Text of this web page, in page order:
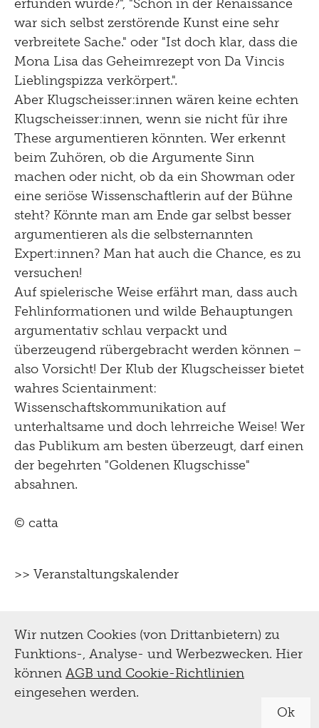
erfunden wurde?", "Schon in der Renaissance
war sich selbst zerstörende Kunst eine sehr
verbreitete Sache." oder "Ist doch klar, dass die
Mona Lisa das Geheimrezept von Da Vincis
Lieblingspizza verkörpert.".
Aber Klugscheisser:innen wären keine echten
Klugscheisser:innen, wenn sie nicht für ihre
These argumentieren könnten. Wer erkennt
beim Zuhören, ob die Argumente Sinn
machen oder nicht, ob da ein Showman oder
eine seriöse Wissenschaftlerin auf der Bühne
steht? Könnte man am Ende gar selbst besser
argumentieren als die selbsternannten
Expert:innen? Man hat auch die Chance, es zu
versuchen!
Auf spielerische Weise erfährt man, dass auch
Fehlinformationen und wilde Behauptungen
argumentativ schlau verpackt und
überzeugend rübergebracht werden können –
also Vorsicht! Der Klub der Klugscheisser bietet
wahres Scientainment:
Wissenschaftskommunikation auf
unterhaltsame und doch lehrreiche Weise! ​Wer
das Publikum am besten überzeugt, darf einen
der begehrten "Goldenen Klugschisse"
absahnen.
© catta
>> Veranstaltungskalender
Wir nutzen Cookies (von Drittanbietern) zu
Funktions-, Analyse- und Werbezwecken. Hier
können AGB und Cookie-Richtlinien
eingesehen werden.
Ok